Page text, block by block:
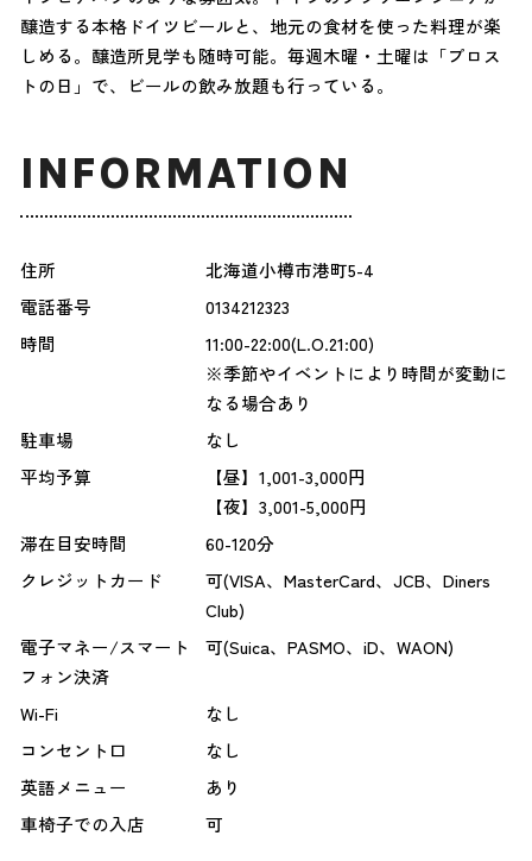
醸造する本格ドイツビールと、地元の食材を使った料理が楽
しめる。醸造所見学も随時可能。毎週木曜・土曜は「プロス
トの日」で、ビールの飲み放題も行っている。
INFORMATION
住所
北海道小樽市港町5-4
電話番号
0134212323
時間
11:00-22:00(L.O.21:00)
※季節やイベントにより時間が変動に
なる場合あり
駐車場
なし
平均予算
【昼】1,001-3,000円
【夜】3,001-5,000円
滞在目安時間
60-120分
クレジットカード
可(VISA、MasterCard、JCB、Diners
Club)
電子マネー/スマート
フォン決済
可(Suica、PASMO、iD、WAON)
Wi-Fi
なし
コンセント口
なし
英語メニュー
あり
車椅子での入店
可